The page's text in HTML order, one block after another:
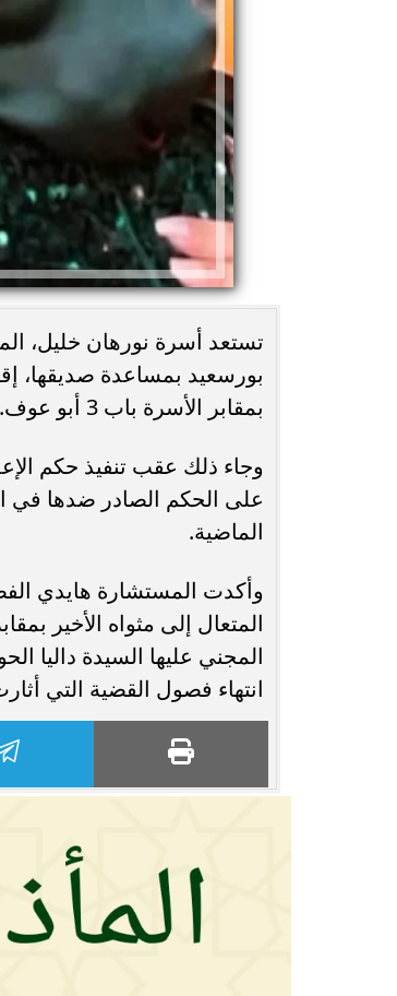
تستعد أسرة نورهان خليل،
بورسعيد بمساعدة صديقها،
بمقابر الأسرة باب 3 أبو عوف.
وجاء ذلك عقب تنفيذ حكم
على الحكم الصادر ضدها في
الماضية.
وأكدت المستشارة هايدي
المجني عليها السيدة داليا
انتهاء فصول القضية التي
محافظ أسيوط : حملات مكثفة لرفع
الإشغالات بحي شرق لإعادة الانضباط